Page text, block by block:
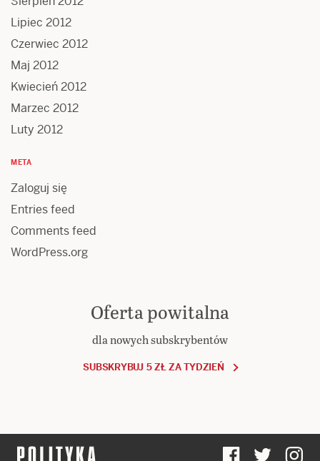
Lipiec 2012
Czerwiec 2012
Maj 2012
Kwiecień 2012
Marzec 2012
Luty 2012
META
Zaloguj się
Entries feed
Comments feed
WordPress.org
Oferta powitalna
dla nowych subskrybentów
SUBSKRYBUJ 5 ZŁ ZA TYDZIEŃ